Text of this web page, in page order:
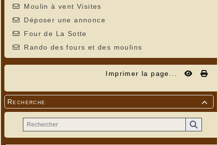
Moulin à vent Visites
Déposer une annonce
Four de La Sotte
Rando des fours et des moulins
Imprimer la page...

Recherche